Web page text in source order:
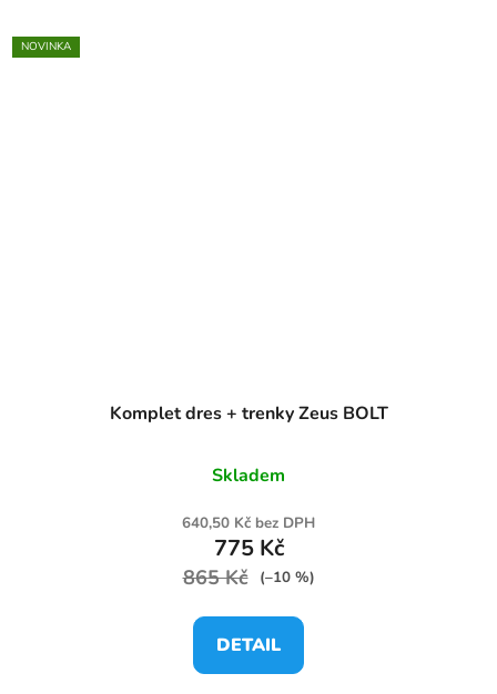
NOVINKA
Komplet dres + trenky Zeus BOLT
Skladem
640,50 Kč bez DPH
775 Kč
865 Kč (–10 %)
DETAIL